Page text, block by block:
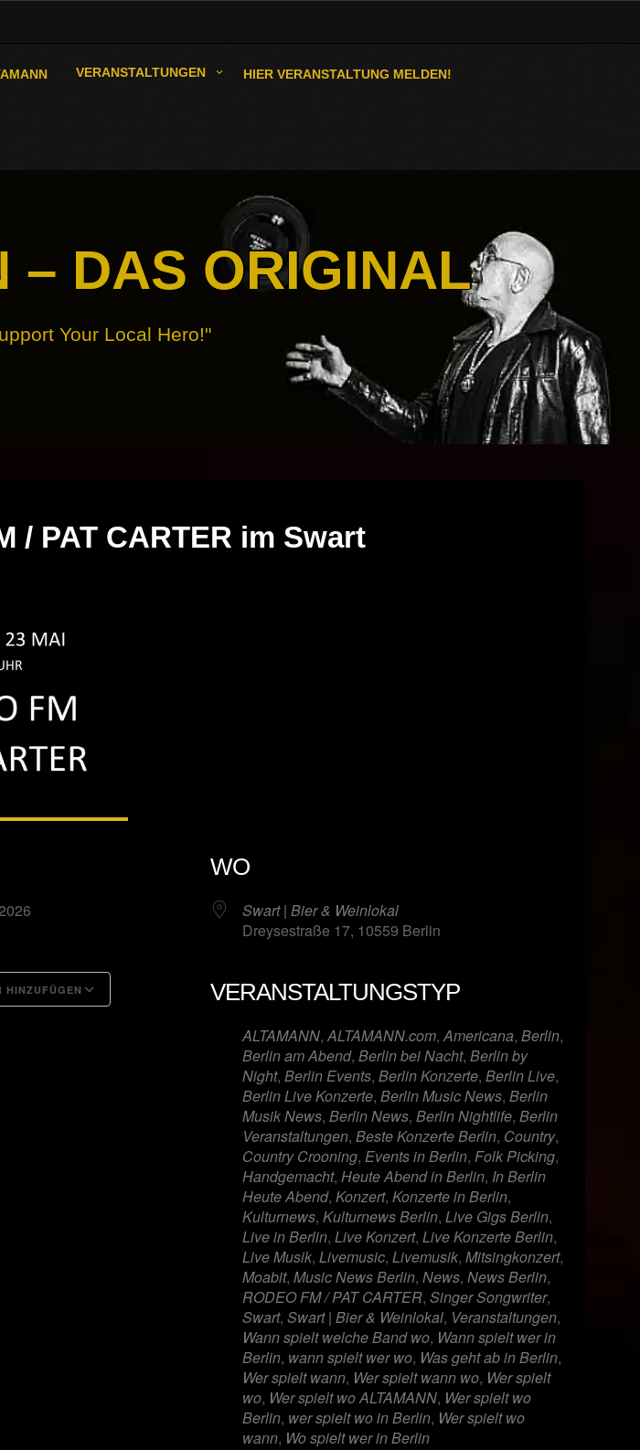
VERANSTALTUNGEN HIER VERANSTALTUNG MELDEN!
– DAS ORIGINAL
Your Local Hero!"
/ PAT CARTER im Swart
HINZUFÜGEN
WO
Swart | Bier & Weinlokal
Dreysestraße 17, 10559 Berlin
VERANSTALTUNGSTYP
ALTAMANN,ALTAMANN.com,Americana, Berlin,
Berlin am Abend, Berlin bei Nacht, Berlin by
Night, Berlin Events, Berlin Konzerte, Berlin Live,
Berlin Live Konzerte, Berlin Music News, Berlin
Musik News, Berlin News, Berlin Nightlife, Berlin
Veranstaltungen, Beste Konzerte Berlin, Country,
Country Crooning, Events in Berlin, Folk Picking,
Handgemacht, Heute Abend in Berlin, In Berlin
Heute Abend, Konzert, Konzerte in Berlin,
Kulturnews, Kulturnews Berlin, Live Gigs Berlin,
Live in Berlin, Live Konzert, Live Konzerte Berlin,
Live Musik, Livemusic, Livemusik, Mitsingkonzert,
Moabit, Music News Berlin, News, News Berlin,
RODEO FM / PAT CARTER, Singer Songwriter,
Swart, Swart | Bier & Weinlokal, Veranstaltungen,
Wann spielt welche Band wo, Wann spielt wer in
Berlin, wann spielt wer wo, Was geht ab in Berlin,
Wer spielt wann, Wer spielt wann wo, Wer spielt
wo, Wer spielt wo ALTAMANN, Wer spielt wo
Berlin, wer spielt wo in Berlin, Wer spielt wo
wann, Wo spielt wer in Berlin